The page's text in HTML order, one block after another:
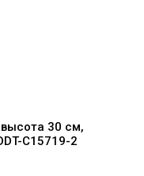
30 см,
C15719-2